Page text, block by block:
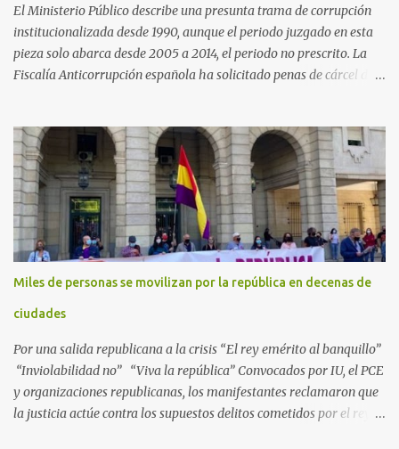
El Ministerio Público describe una presunta trama de corrupción
institucionalizada desde 1990, aunque el periodo juzgado en esta
pieza solo abarca desde 2005 a 2014, el periodo no prescrito. La
Fiscalía Anticorrupción española ha solicitado penas de cárcel de
Arabia Saudita a través de la empresa pública española Defex,
disuelta. El fiscal Conrado Saiz describe en su escrito de
conclusiones cómo la empresa pública Defex pagó comisiones
ilegales a diversas autoridades del régimen árabe entre 2005 y
2014, para obtener a cambio la materialización de los contratos. El
Ministerio Público lleva a cabo esta acusación en una de las piezas
separadas del llamado 'caso Defex', que investiga once ventas
ejecutadas en este periodo, y atribuye a José Ignacio Encinas
Charro, presidente de la compañía pública hasta 2013, los
Miles de personas se movilizan por la república en decenas de
ciudades
Por una salida republicana a la crisis “El rey emérito al banquillo”
“Inviolabilidad no” “Viva la república” Convocados por IU, el PCE
y organizaciones republicanas, los manifestantes reclamaron que
la justicia actúe contra los supuestos delitos cometidos por el rey